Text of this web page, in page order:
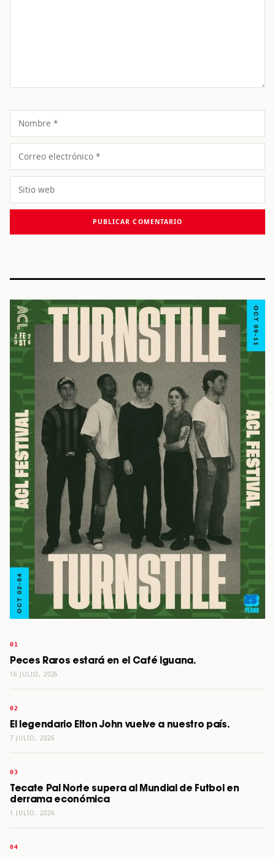
Nombre
Correo
electrónico
Sitio
web
Peces Raros estará en el Café Iguana.
16 JULIO, 2026
El legendario Elton John vuelve a nuestro país.
7 JULIO, 2026
Tecate Pal Norte supera al Mundial de Futbol en
derrama económica
1 JULIO, 2026